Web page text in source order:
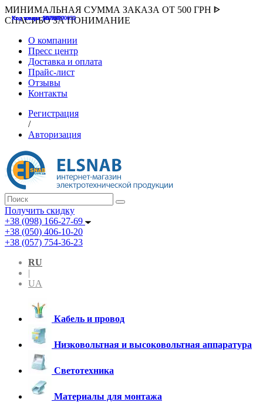
МИНИМАЛЬНАЯ СУММА ЗАКАЗА ОТ 500 ГРН ᐈ
СПАСИБО ЗА ПОНИМАНИЕ
О компании
Пресс центр
Доставка и оплата
Прайс-лист
Отзывы
Контакты
Регистрация
/
Авторизация
Получить скидку
+38 (098) 166-27-69
+38 (050) 406-10-20
+38 (057) 754-36-23
RU
|
UA
Кабель и провод
Низковольтная и высоковольтная аппаратура
Светотехника
Материалы для монтажа
Код товара :507000
Код товара :HUK-K00058
Код товара :Т075177
Код товара :pnsv12
Код товара :HUK-K00072